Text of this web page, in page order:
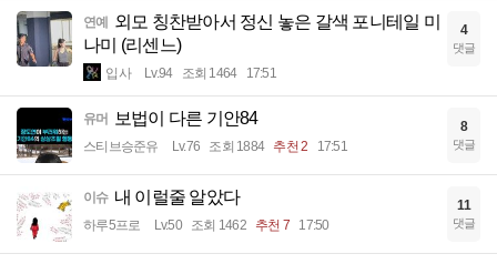
연예 외모 칭찬받아서 정신 놓은 갈색 포니테일 미
나미 (리센느)
입사 Lv.94 조회 1464 17:51
4
댓글
유머 보법이 다른 기안84
스티브승준유 Lv.76 조회 1884 추천 2 17:51
8
댓글
이슈 내 이럴줄 알았다
하루5프로 Lv.50 조회 1462 추천 7 17:50
11
댓글